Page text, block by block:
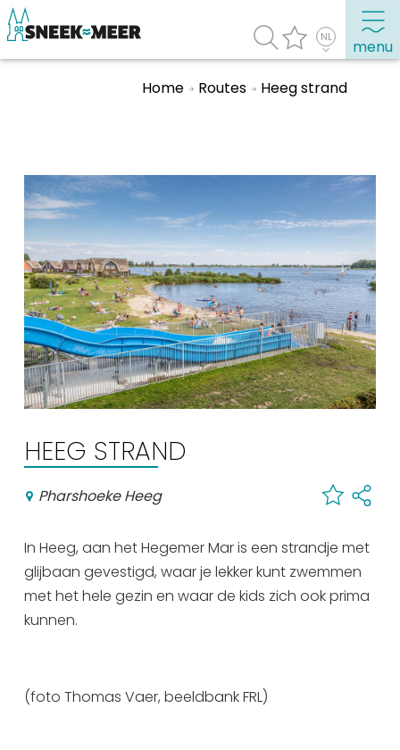
menu
Praktische informatie
Toeristische informatie
Bezienswaardigheden
Winkelen, uitgaan en doen
Eten, drinken & uitgaan
Watersport
Overnachten
Winkelen
En meer
Arrangementen
De Friese meren
Other languages
UITagenda
Home Routes Heeg strand
HEEG STRAND
Pharshoeke Heeg
In Heeg, aan het Hegemer Mar is een strandje met
glijbaan gevestigd, waar je lekker kunt zwemmen
met het hele gezin en waar de kids zich ook prima
kunnen.
(foto Thomas Vaer, beeldbank FRL)